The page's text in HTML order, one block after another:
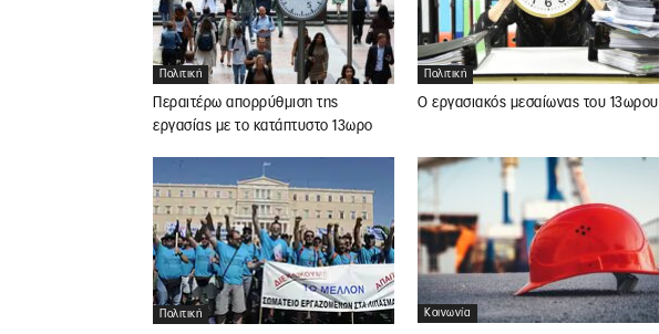
Πολιτική
Περαιτέρω απορρύθμιση της
εργασίας με το κατάπτυστο 13ωρο
Πολιτική
Ο εργασιακός μεσαίωνας του 13ωρου
Πολιτική Κοινωνία